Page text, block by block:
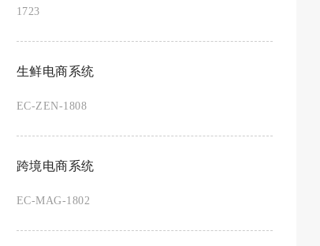
1723
生鲜电商系统
EC-ZEN-1808
跨境电商系统
EC-MAG-1802